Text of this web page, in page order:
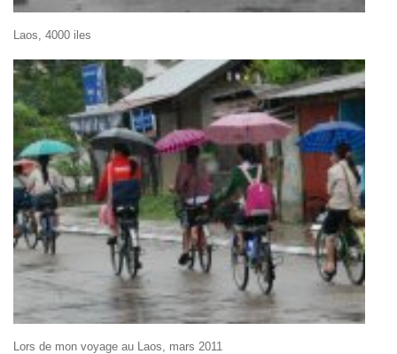
Laos, 4000 iles
Lors de mon voyage au Laos, mars 2011